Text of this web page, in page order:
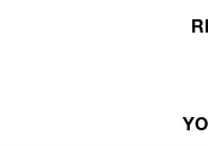
• มีสารสกัดจากธรรมชาติ ปล
เลขที่จดแจ้ง: 12-2-